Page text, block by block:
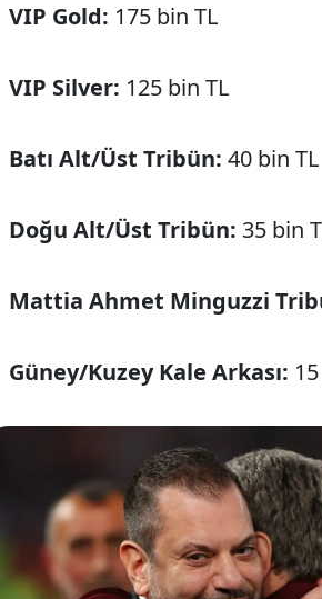
VIP Gold: 175 bin TL
VIP Silver: 125 bin TL
Batı Alt/Üst Tribün: 40 bin TL
Doğu Alt/Üst Tribün: 35 bin
Mattia Ahmet Minguzzi
Güney/Kuzey Kale Arkası: